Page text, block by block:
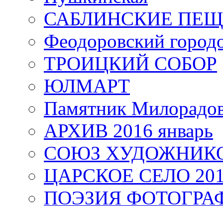
САБЛИНСКИЕ
Феодоровский
ТРОИЦКИЙ СОБОР
ЮЛМАРТ
Памятник
АРХИВ 2016 январь
СОЮЗ
ЦАРСКОЕ СЕЛО
ПОЭЗИЯ